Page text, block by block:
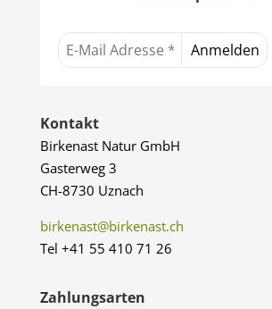
Kontakt
Birkenast Natur GmbH
Gasterweg 3
CH-8730 Uznach
birkenast@birkenast.ch
Tel +41 55 410 71 26
Zahlungsarten